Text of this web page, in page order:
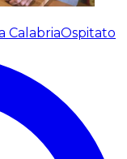
CalabriaOspitato